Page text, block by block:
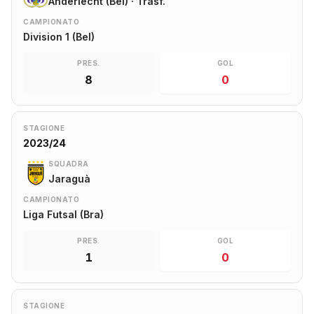
CAMPIONATO
Division 1 (Bel)
PRES.
8
GOL
0
STAGIONE
2023/24
SQUADRA
Jaraguà
CAMPIONATO
Liga Futsal (Bra)
PRES.
1
GOL
0
STAGIONE